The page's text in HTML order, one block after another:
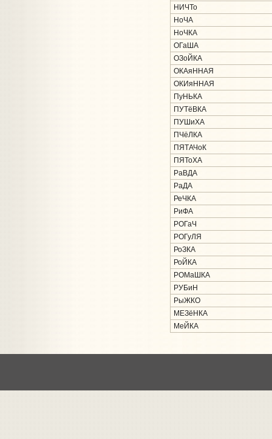
НИЧТо
НоЧА
НоЧКА
ОГаША
ОЗоЙКА
ОКАяННАЯ
ОКИяННАЯ
ПуНЬКА
ПУТёВКА
ПУШиХА
ПЧёЛКА
ПЯТАЧоК
ПЯТоХА
РаВДА
РаДА
РеЧКА
РиФА
РОГаЧ
РОГуЛЯ
РоЗКА
РоЙКА
РОМаШКА
РУБиН
РыЖКО
МЕЗёНКА
МеЙКА